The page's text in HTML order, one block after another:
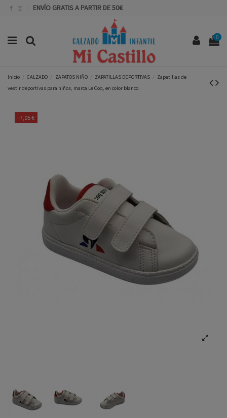
ENVÍO GRATIS A PARTIR DE 50€
0
Inicio CALZADO ZAPATOS NIÑO ZAPATILLAS DEPORTIVAS
Zapatillas de
vestir deportivas para niños, marca Le Coq, en color blanco.
-7,05 €